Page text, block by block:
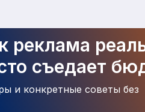
реклама
съедает
и конкретные советы без